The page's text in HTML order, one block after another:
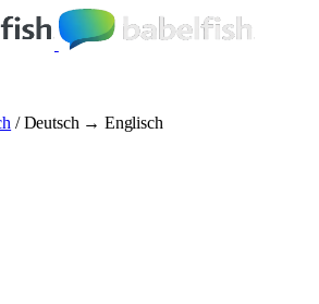
/ Deutsch → Englisch